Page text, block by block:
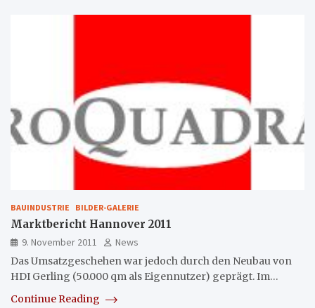
BAUINDUSTRIE BILDER-GALERIE
Marktbericht Hannover 2011
9. November 2011
News
Das Umsatzgeschehen war jedoch durch den Neubau von
HDI Gerling (50.000 qm als Eigennutzer) geprägt. Im…
Continue Reading